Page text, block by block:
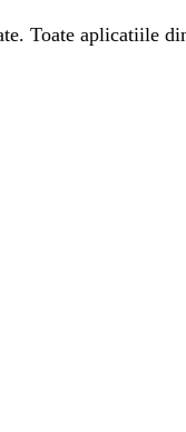
Toate aplicatiile